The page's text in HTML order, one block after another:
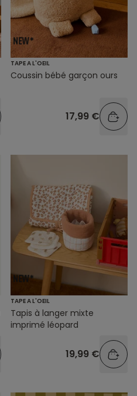
TAPE A L'OEIL
Coussin bébé garçon ours
17,99 €
TAPE A L'OEIL
Tapis à langer mixte
imprimé léopard
19,99 €